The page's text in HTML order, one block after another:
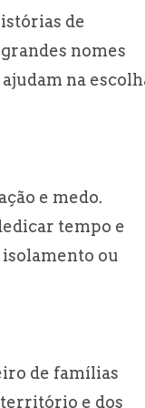
de
nomes
na
e medo.
tempo e
isolamento ou
de famílias
e dos